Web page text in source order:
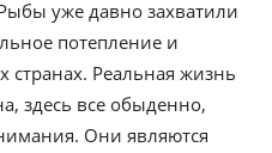
уже давно захватили
потепление и
странах. Реальная жизнь
здесь все обыденно,
Они являются